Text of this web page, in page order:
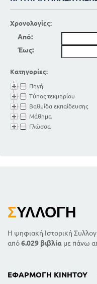
Χρονολογίες:
Από:
Έως:
Κατηγορίες:
Πηγή
Τύπος τεκμηρίου
Βαθμίδα εκπαίδευσης
Μάθημα
Γλώσσα
ΣΥΛΛΟΓΉ
Η ψηφιακή Ιστορική
από6.029 βιβλία με πάνω
ΕΦΑΡΜΟΓΉ ΚΙΝΗΤΟΎ